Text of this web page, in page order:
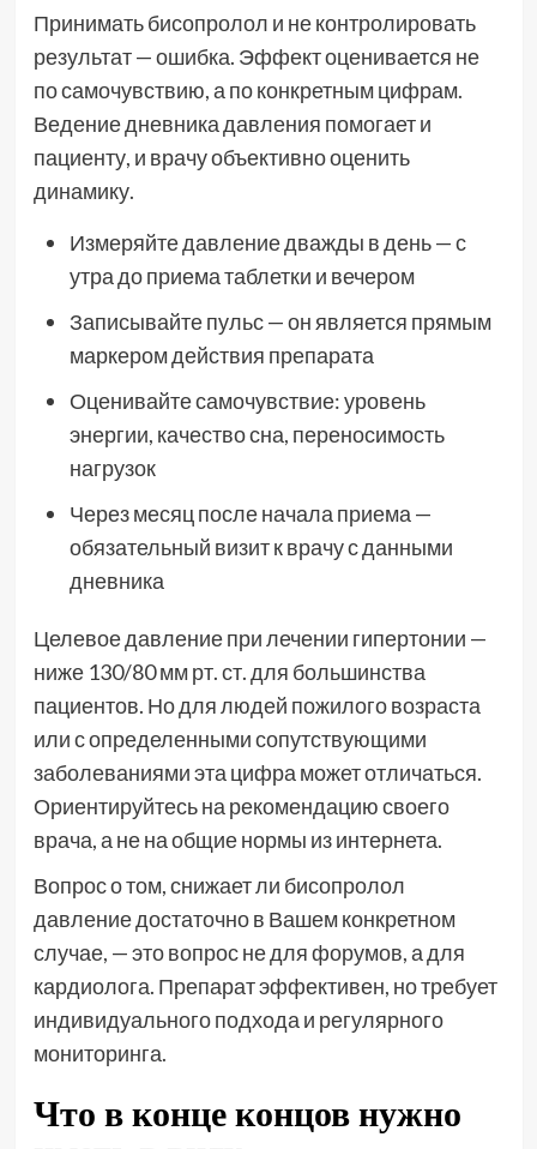
Принимать бисопролол и не контролировать
результат — ошибка. Эффект оценивается не
по самочувствию, а по конкретным цифрам.
Ведение дневника давления помогает и
пациенту, и врачу объективно оценить
динамику.
Измеряйте давление дважды в день — с
утра до приема таблетки и вечером
Записывайте пульс — он является прямым
маркером действия препарата
Оценивайте самочувствие: уровень
энергии, качество сна, переносимость
нагрузок
Через месяц после начала приема —
обязательный визит к врачу с данными
дневника
Целевое давление при лечении гипертонии —
ниже 130/80 мм рт. ст. для большинства
пациентов. Но для людей пожилого возраста
или с определенными сопутствующими
заболеваниями эта цифра может отличаться.
Ориентируйтесь на рекомендацию своего
врача, а не на общие нормы из интернета.
Вопрос о том, снижает ли бисопролол
давление достаточно в Вашем конкретном
случае, — это вопрос не для форумов, а для
кардиолога. Препарат эффективен, но требует
индивидуального подхода и регулярного
мониторинга.
Что в конце концов нужно